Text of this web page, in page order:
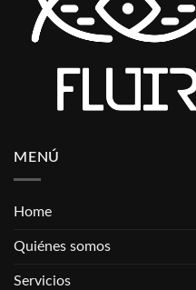
MENÚ
Home
Quiénes somos
Servicios